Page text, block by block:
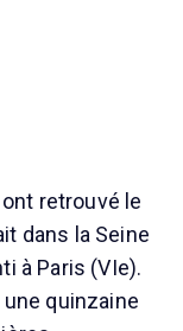
retrouvé le
dans la Seine
à Paris (VIe).
quinzaine